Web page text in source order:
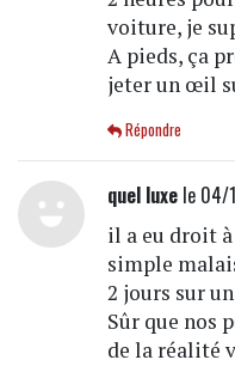
voiture, je
A pieds, ça
jeter un œil
Répondre
quel luxele 04/
il a eu droit
simple
2 jours sur
Sûr que nos
de la réalité